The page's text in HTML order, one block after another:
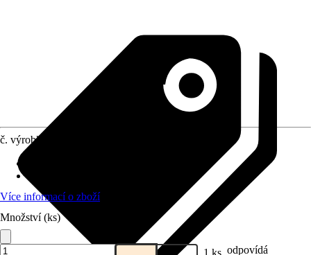
č. výrobku
Více informací o zboží
Množství (ks)
1 ks odpovídá